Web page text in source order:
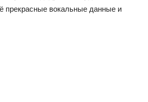
прекрасные вокальные данные и